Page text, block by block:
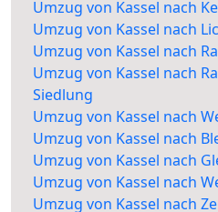
Umzug von Kassel nach
Umzug von Kassel nach
Umzug von Kassel nach
Umzug von Kassel nach
Siedlung
Umzug von Kassel nach
Umzug von Kassel nach
Umzug von Kassel nach
Umzug von Kassel nach
Umzug von Kassel nach